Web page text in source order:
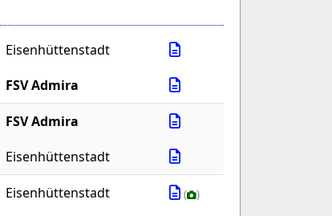
Eisenhüttenstadt
FSV Admira
FSV Admira
Eisenhüttenstadt
Eisenhüttenstadt ( )